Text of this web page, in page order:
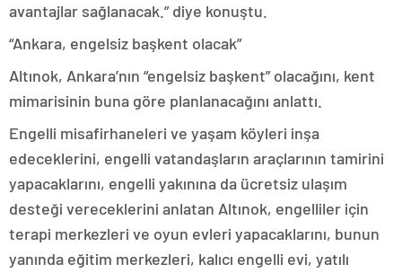
avantajlar sağlanacak.” diye konuştu.
“Ankara, engelsiz başkent olacak”
Altınok, Ankara’nın “engelsiz başkent” olacağını, kent
mimarisinin buna göre planlanacağını anlattı.
Engelli misafirhaneleri ve yaşam köyleri inşa
edeceklerini, engelli vatandaşların araçlarının tamirini
yapacaklarını, engelli yakınına da ücretsiz ulaşım
desteği vereceklerini anlatan Altınok, engelliler için
terapi merkezleri ve oyun evleri yapacaklarını, bunun
yanında eğitim merkezleri, kalıcı engelli evi, yatılı